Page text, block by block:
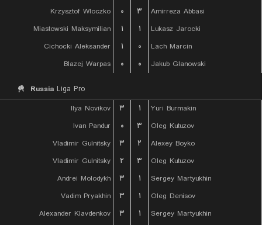
Krzysztof Wloczko
۰ ۳
Amirreza Abbasi
Miastowski Maksymilian
۱ ۱
Lukasz Jarocki
Cichocki Aleksander
۱ ۰
Lach Marcin
Blazej Warpas
۰ ۰ Jakub Glanowski
Russia Liga Pro
Ilya Novikov
۳ ۱
Yuri Burmakin
Ivan Pandur
۰ ۳
Oleg Kutuzov
Vladimir Gulnitsky
۳ ۲
Alexey Boyko
Vladimir Gulnitsky
۲ ۳
Oleg Kutuzov
Andrei Molodykh
۳ ۱
Sergey Martyukhin
Vadim Pryakhin
۳ ۱
Oleg Denisov
Alexander Klavdenkov
۳ ۱
Sergey Martyukhin